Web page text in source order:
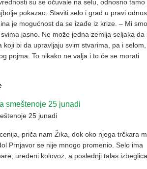
su se očuvale na selu, odnosno tamo
pokazao. Staviti selo i grad u pravi
je mogućnost da se izađe iz krize. – Mi smo
jasno. Ne može jedna zemlja seljaka da
koji bi da upravljaju svim stvarima, pa i
pojma. To nikako ne valja i to će se morati
25 junadi
priča nam Žika, dok oko njega trčkara
Prnjavor se nije mnogo promenio. Selo ima
uređeni kolovoz, a poslednji talas izbeglica